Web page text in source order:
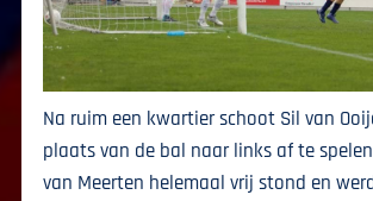
Na ruim een kwartier schoot Sil van
plaats van de bal naar links af te
van Meerten helemaal vrij stond en